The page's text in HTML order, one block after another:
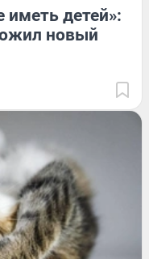
иметь детей»:
новый